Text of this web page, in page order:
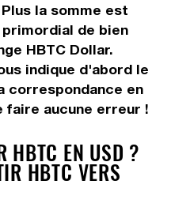
la somme est
de bien
HBTC Dollar.
indique d'abord le
correspondance en
faire aucune erreur !
HBTC EN USD ?
HBTC VERS